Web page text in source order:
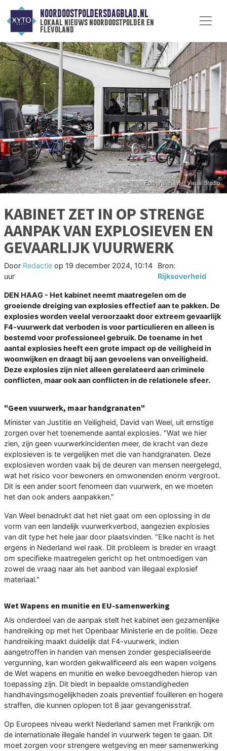
NOORDOOSTPOLDERSDAGBLAD.NL
lokaal nieuws noordoostpolder en
flevoland
KABINET ZET IN OP STRENGE
AANPAK VAN EXPLOSIEVEN EN
GEVAARLIJK VUURWERK
Door Redactie op 19 december 2024, 10:14
uur
Bron:
Rijksoverheid
DEN HAAG - Het kabinet neemt maatregelen om de
groeiende dreiging van explosies effectief aan te pakken. De
explosies worden veelal veroorzaakt door extreem gevaarlijk
F4-vuurwerk dat verboden is voor particulieren en alleen is
bestemd voor professioneel gebruik. De toename in het
aantal explosies heeft een grote impact op de veiligheid in
woonwijken en draagt bij aan gevoelens van onveiligheid.
Deze explosies zijn niet alleen gerelateerd aan criminele
conflicten, maar ook aan conflicten in de relationele sfeer.
"Geen vuurwerk, maar handgranaten"
Minister van Justitie en Veiligheid, David van Weel, uit ernstige
zorgen over het toenemende aantal explosies. "Wat we hier
zien, zijn geen vuurwerkincidenten meer, de kracht van deze
explosieven is te vergelijken met die van handgranaten. Deze
explosieven worden vaak bij de deuren van mensen neergelegd,
wat het risico voor bewoners en omwonenden enorm vergroot.
Dit is een ander soort fenomeen dan vuurwerk, en we moeten
het dan ook anders aanpakken."
Van Weel benadrukt dat het niet gaat om een oplossing in de
vorm van een landelijk vuurwerkverbod, aangezien explosies
van dit type het hele jaar door plaatsvinden. "Elke nacht is het
ergens in Nederland wel raak. Dit probleem is breder en vraagt
om specifieke maatregelen gericht op het ontmoedigen van
zowel de vraag naar als het aanbod van illegaal explosief
materiaal."
Wet Wapens en munitie en EU-samenwerking
Als onderdeel van de aanpak stelt het kabinet een gezamenlijke
handreiking op met het Openbaar Ministerie en de politie. Deze
handreiking maakt duidelijk dat F4-vuurwerk, indien
aangetroffen in handen van mensen zonder gespecialiseerde
vergunning, kan worden gekwalificeerd als een wapen volgens
de Wet wapens en munitie en welke bevoegdheden hierop van
toepassing zijn. Dit biedt in bepaalde omstandigheden
handhavingsmogelijkheden zoals preventief fouilleren en hogere
straffen, die kunnen oplopen tot 8 jaar gevangenisstraf.
Op Europees niveau werkt Nederland samen met Frankrijk om
de internationale illegale handel in vuurwerk tegen te gaan. Dit
moet zorgen voor strengere wetgeving en meer samenwerking